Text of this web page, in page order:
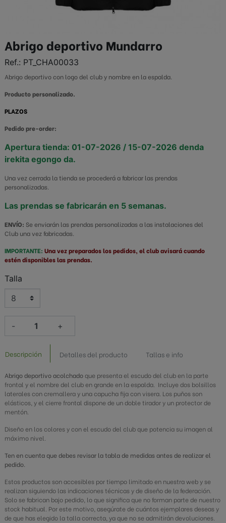
Abrigo deportivo Mundarro
Ref.: PT_CHA00033
Abrigo deportivo con logo del club y nombre en la espalda.
Producto personalizado.
PLAZOS
Pedido pre-order:
Apertura tienda: 01-07-2026 / 15-07-2026 denda
irekita egongo da.
Una vez cerrada la tienda se procederá a fabricar las prendas
personalizadas.
Las prendas se fabricarán en 5 semanas.
ENVÍO: Se enviarán las prendas personalizadas a las instalaciones del
Club una vez fabricadas.
IMPORTANTE: Una vez preparados los pedidos, el club avisará cuando
estén disponibles las prendas.
Talla
- +
Descripción Detalles del producto Tallas e info
Abrigo deportivo acolchadoque presenta el escudo del club en la parte
frontal y el nombre del club en grande en la espalda. Incluye dos bolsillos
laterales con cremallera y una capucha fija con visera. Los puños son
elásticos, y el cierre frontal dispone de un doble tirador y un protector de
mentón.
Diseño en los colores y con el escudo del club que potencia su imagen al
máximo nivel.
Ten en cuenta que debes revisar la tabla de medidas antes de realizar el
pedido.
Estos productos son accesibles por tiempo limitado en nuestra web y se
realizan siguiendo las indicaciones técnicas y de diseño de la federación.
Solo se fabrican bajo pedido, lo que significa que no forman parte de nuestro
stock habitual. Por este motivo, asegúrate de cuántos ejemplares deseas y
de que has elegido la talla correcta, ya que no se admitirán devoluciones.